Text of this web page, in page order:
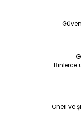
Binlerce
Öneri ve